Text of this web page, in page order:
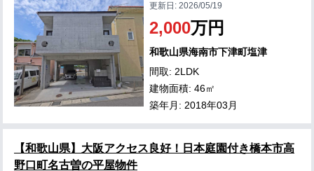
更新日:2026/05/19
2,000万円
和歌山県海南市下津町塩津
間取: 2LDK
建物面積: 46㎡
築年月: 2018年03月
【和歌山県】大阪アクセス良好！日本庭園付き橋本市高
野口町名古曽の平屋物件